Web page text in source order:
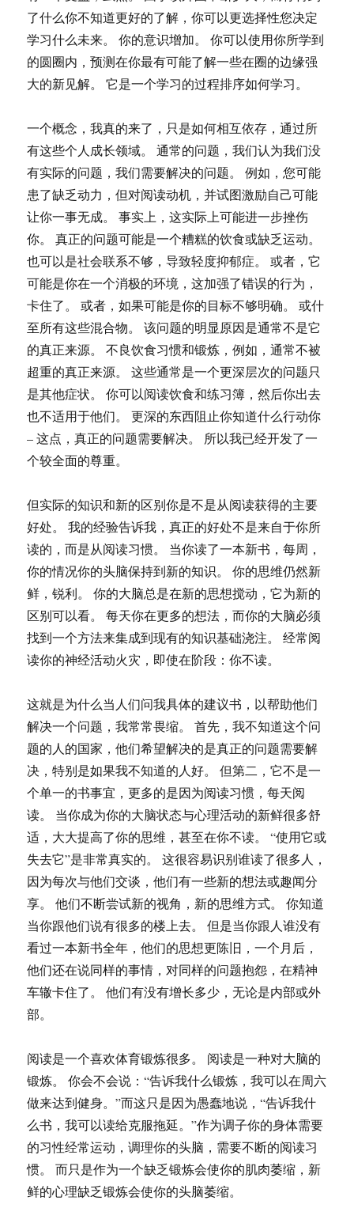
了什么你不知道更好的了解，你可以更选择性您决定
学习什么未来。 你的意识增加。 你可以使用你所学到
的圆圈内，预测在你最有可能了解一些在圈的边缘强
大的新见解。 它是一个学习的过程排序如何学习。
一个概念，我真的来了，只是如何相互依存，通过所
有这些个人成长领域。 通常的问题，我们认为我们没
有实际的问题，我们需要解决的问题。 例如，您可能
患了缺乏动力，但对阅读动机，并试图激励自己可能
让你一事无成。 事实上，这实际上可能进一步挫伤
你。 真正的问题可能是一个糟糕的饮食或缺乏运动。
也可以是社会联系不够，导致轻度抑郁症。 或者，它
可能是你在一个消极的环境，这加强了错误的行为，
卡住了。 或者，如果可能是你的目标不够明确。 或什
至所有这些混合物。 该问题的明显原因是通常不是它
的真正来源。 不良饮食习惯和锻炼，例如，通常不被
超重的真正来源。 这些通常是一个更深层次的问题只
是其他症状。 你可以阅读饮食和练习簿，然后你出去
也不适用于他们。 更深的东西阻止你知道什么行动你
– 这点，真正的问题需要解决。 所以我已经开发了一
个较全面的尊重。
但实际的知识和新的区别你是不是从阅读获得的主要
好处。 我的经验告诉我，真正的好处不是来自于你所
读的，而是从阅读习惯。 当你读了一本新书，每周，
你的情况你的头脑保持到新的知识。 你的思维仍然新
鲜，锐利。 你的大脑总是在新的思想搅动，它为新的
区别可以看。 每天你在更多的想法，而你的大脑必须
找到一个方法来集成到现有的知识基础浇注。 经常阅
读你的神经活动火灾，即使在阶段：你不读。
这就是为什么当人们问我具体的建议书，以帮助他们
解决一个问题，我常常畏缩。 首先，我不知道这个问
题的人的国家，他们希望解决的是真正的问题需要解
决，特别是如果我不知道的人好。 但第二，它不是一
个单一的书事宜，更多的是因为阅读习惯，每天阅
读。 当你成为你的大脑状态与心理活动的新鲜很多舒
适，大大提高了你的思维，甚至在你不读。 “使用它或
失去它”是非常真实的。 这很容易识别谁读了很多人，
因为每次与他们交谈，他们有一些新的想法或趣闻分
享。 他们不断尝试新的视角，新的思维方式。 你知道
当你跟他们说有很多的楼上去。 但是当你跟人谁没有
看过一本新书全年，他们的思想更陈旧，一个月后，
他们还在说同样的事情，对同样的问题抱怨，在精神
车辙卡住了。 他们有没有增长多少，无论是内部或外
部。
阅读是一个喜欢体育锻炼很多。 阅读是一种对大脑的
锻炼。 你会不会说：“告诉我什么锻炼，我可以在周六
做来达到健身。”而这只是因为愚蠢地说，“告诉我什
么书，我可以读给克服拖延。”作为调子你的身体需要
的习性经常运动，调理你的头脑，需要不断的阅读习
惯。 而只是作为一个缺乏锻炼会使你的肌肉萎缩，新
鲜的心理缺乏锻炼会使你的头脑萎缩。